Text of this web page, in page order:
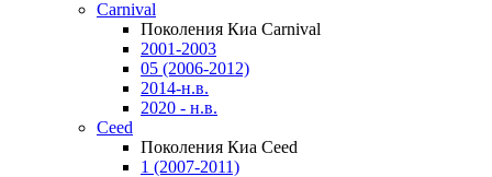
Carnival
Поколения Киа Carnival
2001-2003
05 (2006-2012)
2014-н.в.
2020 - н.в.
Ceed
Поколения Киа Ceed
1 (2007-2011)